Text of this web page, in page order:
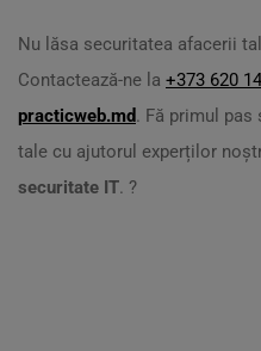
Nu lăsa securitatea afacerii
Contactează-ne la +373 620
practicweb.md. Fă primul pas
tale cu ajutorul experților
securitate IT. ?